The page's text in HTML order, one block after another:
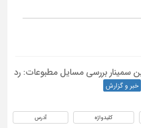
سمینار بررسی مسایل مطبوعات: رد
خبر و گزارش
کلیدواژه آدرس